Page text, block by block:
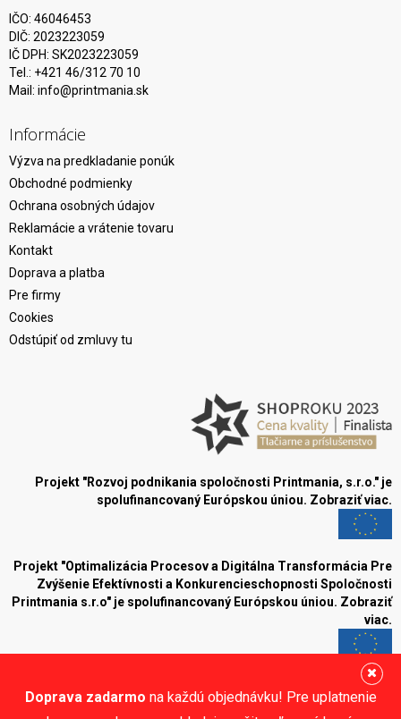
Doprava zadarmo na každú objednávku! Pre uplatnenie
IČO: 46046453
DIČ: 2023223059
IČ DPH: SK2023223059
Tel.: +421 46/312 70 10
Mail: info@printmania.sk
Informácie
Výzva na predkladanie ponúk
Obchodné podmienky
Ochrana osobných údajov
Reklamácie a vrátenie tovaru
Kontakt
Doprava a platba
Pre firmy
Cookies
Odstúpiť od zmluvy tu
Projekt "Rozvoj podnikania spoločnosti Printmania, s.r.o." je
spolufinancovaný Európskou úniou. Zobraziť viac.
Projekt "Optimalizácia Procesov a Digitálna Transformácia Pre
Zvýšenie Efektívnosti a Konkurencieschopnosti Spoločnosti
Printmania s.r.o" je spolufinancovaný Európskou úniou. Zobraziť
viac.
Blog